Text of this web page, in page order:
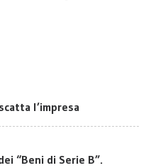
l’impresa
“Beni di Serie B”.